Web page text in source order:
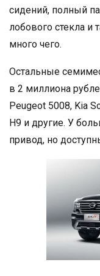
сидений, полный
лобового стекла
много чего.
Остальные
в 2 миллиона
Peugeot 5008, Kia
H9 и другие. У
привод, но